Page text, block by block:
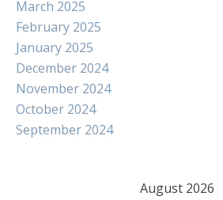
March 2025
February 2025
January 2025
December 2024
November 2024
October 2024
September 2024
August 2026